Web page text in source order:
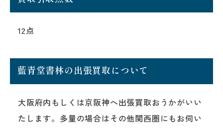
12点
藍青堂書林の出張買取について
大阪府内もしくは京阪神へ出張買取おうかがいい
たします。多量の場合はその他関西圏にもお伺い